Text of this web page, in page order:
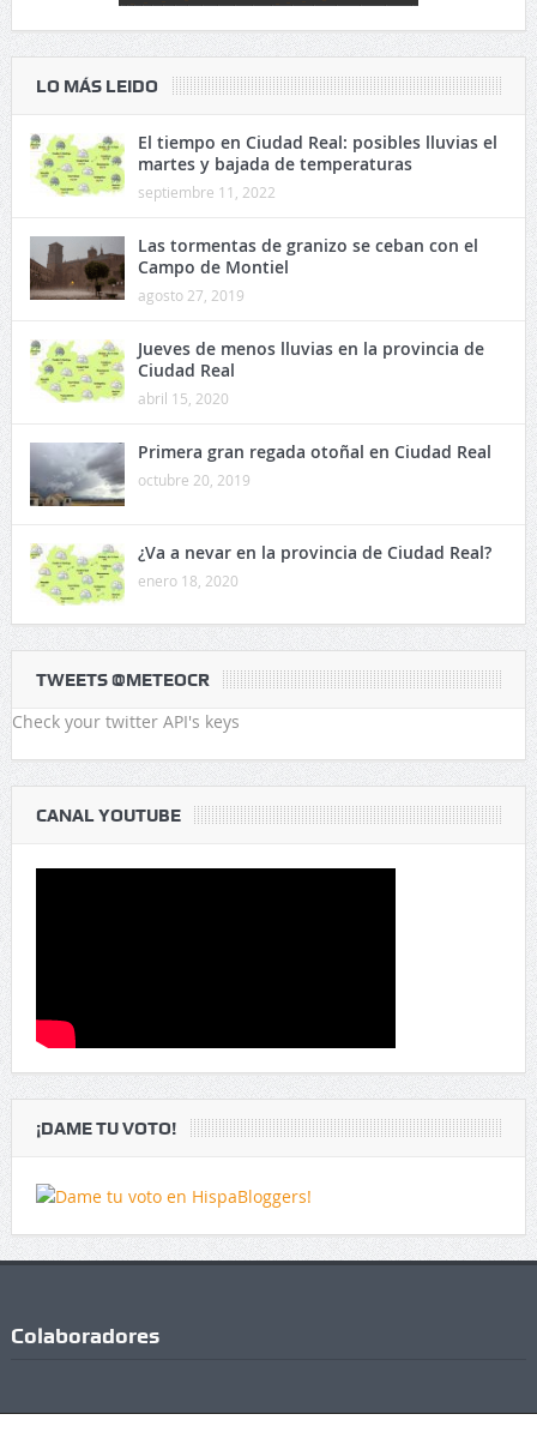
LO MÁS LEIDO
El tiempo en Ciudad Real: posibles lluvias el
martes y bajada de temperaturas
septiembre 11, 2022
Las tormentas de granizo se ceban con el
Campo de Montiel
agosto 27, 2019
Jueves de menos lluvias en la provincia de
Ciudad Real
abril 15, 2020
Primera gran regada otoñal en Ciudad Real
octubre 20, 2019
¿Va a nevar en la provincia de Ciudad Real?
enero 18, 2020
TWEETS @METEOCR
Check your twitter API's keys
CANAL YOUTUBE
¡DAME TU VOTO!
Colaboradores